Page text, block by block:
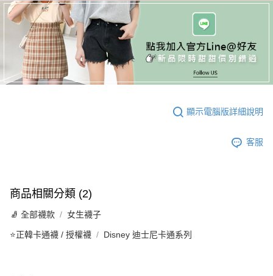
顯示電腦版詳細說明
客服
商品相關分類 (2)
🧦 全部襪款 女生襪子
⭐正韓卡通襪 / 授權襪 Disney 迪士尼卡通系列